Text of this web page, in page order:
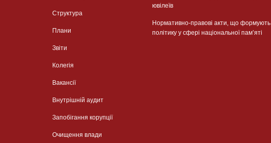
Структура
Плани
Звіти
Колегія
Вакансії
Внутрішній аудит
Запобігання корупції
Очищення влади
ювілеїв
Нормативно-правові акти, що формують
політику у сфері національної памʼяті